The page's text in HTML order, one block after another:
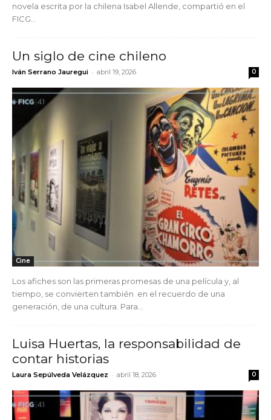
novela escrita por la chilena Isabel Allende, compartió en el
FICG...
Un siglo de cine chileno
Iván Serrano Jauregui - abril 19, 2026 0
Cine
Los afiches son las primeras promesas de una película y, al
tiempo, se convierten también en el recuerdo de una
generación, de una cultura. Para...
Luisa Huertas, la responsabilidad de
contar historias
Laura Sepúlveda Velázquez - abril 18, 2026 0